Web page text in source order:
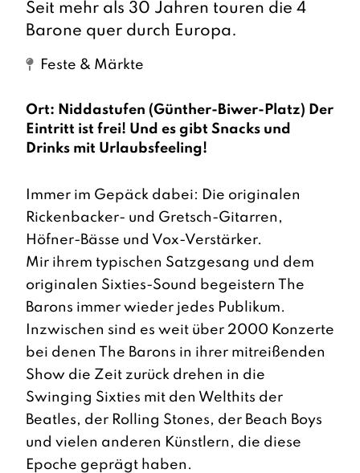
Seit mehr als 30 Jahren touren die 4
Barone quer durch Europa.
Feste & Märkte
Ort: Niddastufen (Günther-Biwer-Platz) Der
Eintritt ist frei! Und es gibt Snacks und
Drinks mit Urlaubsfeeling!
Immer im Gepäck dabei: Die originalen
Rickenbacker- und Gretsch-Gitarren,
Höfner-Bässe und Vox-Verstärker.
Mir ihrem typischen Satzgesang und dem
originalen Sixties-Sound begeistern The
Barons immer wieder jedes Publikum.
Inzwischen sind es weit über 2000 Konzerte
bei denen The Barons in ihrer mitreißenden
Show die Zeit zurück drehen in die
Swinging Sixties mit den Welthits der
Beatles, der Rolling Stones, der Beach Boys
und vielen anderen Künstlern, die diese
Epoche geprägt haben.